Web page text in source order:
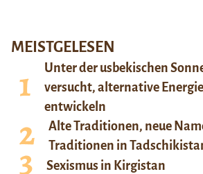
MEISTGELESEN
Unter der usbekischen
versucht, alternative
entwickeln
Alte Traditionen, neue
Traditionen in
Sexismus in Kirgistan